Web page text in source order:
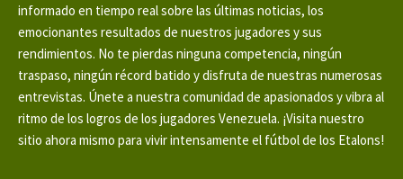
informado en tiempo real sobre las últimas noticias, los
emocionantes resultados de nuestros jugadores y sus
rendimientos. No te pierdas ninguna competencia, ningún
traspaso, ningún récord batido y disfruta de nuestras numerosas
entrevistas. Únete a nuestra comunidad de apasionados y vibra al
ritmo de los logros de los jugadores Venezuela. ¡Visita nuestro
sitio ahora mismo para vivir intensamente el fútbol de los Etalons!